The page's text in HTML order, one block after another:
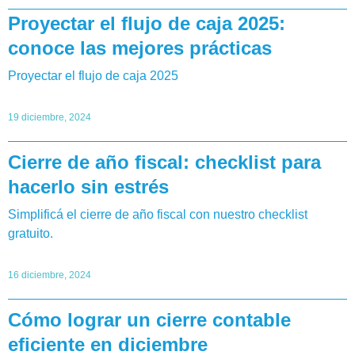
Proyectar el flujo de caja 2025:
conoce las mejores prácticas
Proyectar el flujo de caja 2025
19 diciembre, 2024
Cierre de año fiscal: checklist para
hacerlo sin estrés
Simplificá el cierre de año fiscal con nuestro checklist
gratuito.
16 diciembre, 2024
Cómo lograr un cierre contable
eficiente en diciembre